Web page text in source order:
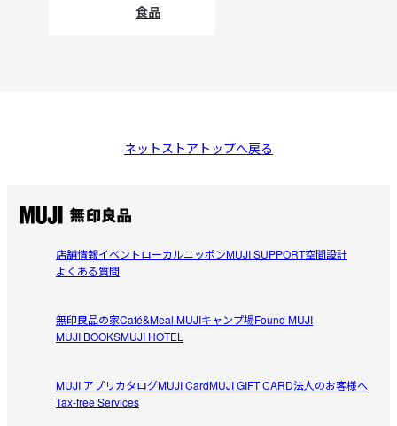
食品
ネットストアトップへ戻る
店舗情報イベントローカルニッポンMUJI SUPPORT空間設計
よくある質問
無印良品の家Café&Meal MUJIキャンプ場Found MUJI
MUJI BOOKSMUJI HOTEL
MUJI アプリカタログMUJI CardMUJI GIFT CARD法人のお客様へ
Tax-free Services